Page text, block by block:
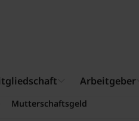
Arbeitgeber
Mutterschaftsgeld